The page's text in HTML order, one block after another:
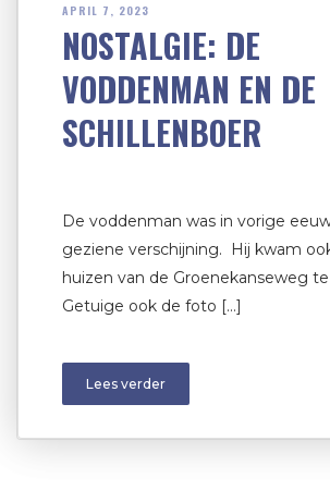
APRIL 7, 2023
NOSTALGIE: DE
VODDENMAN EN DE
SCHILLENBOER
De voddenman was in vorige
geziene verschijning. Hij kwam
huizen van de Groenekanseweg
Getuige ook de foto […]
Lees verder